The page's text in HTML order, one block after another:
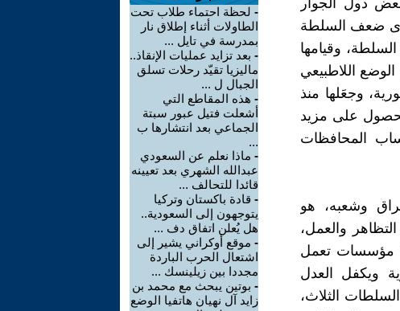
دول الجوار
أدى ضعف السلطة
السلطة، وقيامها
اللاطبيعي
وجعَلها منذ
للحصول على مزيد
المحافظات
وشعبه، هو
والعمل،
مؤسسات تعمل
ويكفل العدل
الثلاث،
- لحظة احتماء طلاب تحت
الطاولات أثناء إطلاق نار
بمدرسة في تايل ...
- بعد تزايد عمليات الإنقاذ..
ماليزيا تقيّد رحلات تسلق
الجبال ل ...
- هذه المقاطع التي
أشعلت فتيل عبور سبتة
الجماعي بعد انتشارها ب
...
- ماذا نعلم عن السعودي
عبدالله الشهري بعد تعيينه
قائدا للتحالف ...
- قادة باكستان وتركيا
يتوجهون إلى السعودية..
هل يُعلن اتفاق دف ...
- موقع أوكراني يشير إلى
اشتعال الحرب الباردة
مجددا بين زيلينسك ...
- بوتين يبحث مع محمد بن
زايد آل نهيان هاتفيا الوضع